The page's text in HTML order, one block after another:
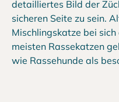
detailliertes Bild der
sicheren Seite zu sein.
Mischlingskatze bei
meisten Rassekatzen
wie Rassehunde als